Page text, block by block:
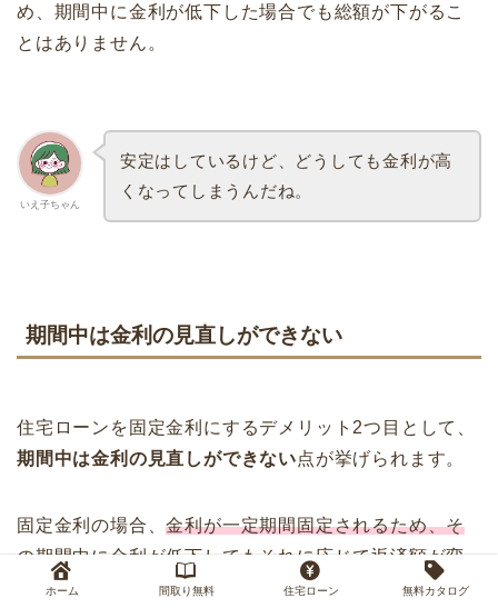
め、期間中に金利が低下した場合でも総額が下がるこ
とはありません。
いえ子ちゃん
安定はしているけど、どうしても金利が高
くなってしまうんだね。
期間中は金利の見直しができない
住宅ローンを固定金利にするデメリット2つ目として、
期間中は金利の見直しができない点が挙げられます。
固定金利の場合、金利が一定期間固定されるため、そ
の期間中に金利が低下してもそれに応じて返済額が変
わることはありません。
ホーム 間取り無料 住宅ローン 無料カタログ